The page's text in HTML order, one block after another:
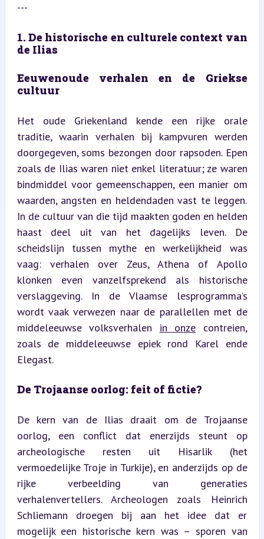
---
1. De historische en culturele context van
de Ilias
Eeuwenoude verhalen en de Griekse
cultuur
Het oude Griekenland kende een rijke orale
traditie, waarin verhalen bij kampvuren werden
doorgegeven, soms bezongen door rapsoden. Epen
zoals de Ilias waren niet enkel literatuur; ze waren
bindmiddel voor gemeenschappen, een manier om
waarden, angsten en heldendaden vast te leggen.
In de cultuur van die tijd maakten goden en helden
haast deel uit van het dagelijks leven. De
scheidslijn tussen mythe en werkelijkheid was
vaag: verhalen over Zeus, Athena of Apollo
klonken even vanzelfsprekend als historische
verslaggeving. In de Vlaamse lesprogramma’s
wordt vaak verwezen naar de parallellen met de
middeleeuwse volksverhalen in onze contreien,
zoals de middeleeuwse epiek rond Karel ende
Elegast.
De Trojaanse oorlog: feit of fictie?
De kern van de Ilias draait om de Trojaanse
oorlog, een conflict dat enerzijds steunt op
archeologische resten uit Hisarlik (het
vermoedelijke Troje in Turkije), en anderzijds op de
rijke verbeelding van generaties
verhalenvertellers. Archeologen zoals Heinrich
Schliemann droegen bij aan het idee dat er
mogelijk een historische kern was – sporen van